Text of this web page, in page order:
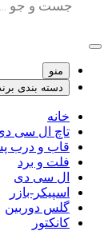
منو
دسته بندی برند
خانه
تاچ ال سی دی
قاب و درب پشت
فلت و برد
ال سی دی
اسپیکر-بازر
گلس دوربین
کانکتور